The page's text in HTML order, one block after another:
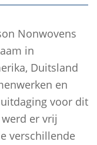
Nonwovens
in
Duitsland
en
voor dit
er vrij
verschillende